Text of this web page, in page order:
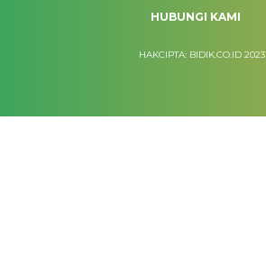
HUBUNGI KAMI
HAKCIPTA: BIDIK.CO.ID 2023